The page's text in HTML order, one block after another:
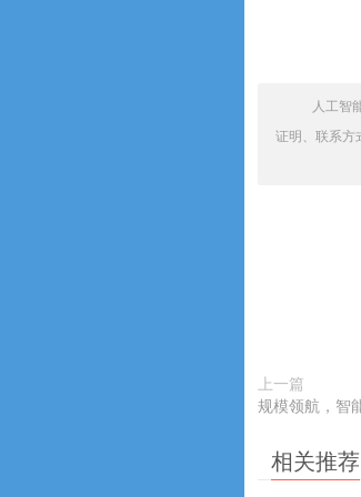
人工智
证明、联系方
上一篇
规模领航，智
相关推荐